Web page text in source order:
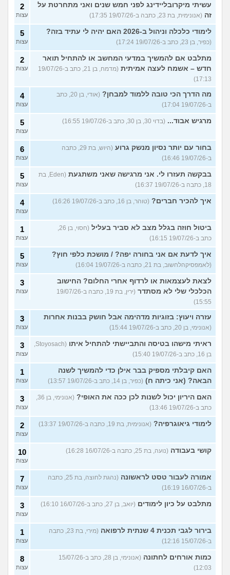
עשיתי מיקרובליידינג לפני חמש שנים ואני מתחרטת על
זה (אנונימית, בת 23, כתבה ב-19/07/26 17:35)
2
עצות
לימודי כלכלה וניהול ב-2026 האם יהיה לי עתיד בזה?
(כפיר, בן 23, כתב ב-19/07/26 17:24)
5
עצות
מתלבט אם להמשיך במדעי המחשב או להתחיל תואר
חדש – אשמח לעצה אמיתית
(מדמח, בן 21, כתב ב-19/07/26
17:13)
2
עצות
מה הדרך הכי טובה ללמוד למבחן?
(אודי, בן 20, כתב
ב-19/07/26 17:04)
4
עצות
מרגיש אבוד... (בדוי 30, בן 30, כתב ב-19/07/26 16:55) 5
עצות
בחור עם יותר נסיון מנשק גרוע
(היוש, בת 29, כתבה
ב-19/07/26 16:46)
6
עצות
בבקשה תעזרו לי. אני מרגישה שאני משתגעת
(Eden, בת
18, כתבה ב-19/07/26 16:37)
5
עצות
איך להכיר חברים? (טוהר, בן 16, כתב ב-19/07/26 16:26) 4
עצות
ביטול חוזה בגלל מצב לא סביר בעליל
כתב ב-19/07/26 16:15)
1
עצות
איך לדעת אם אני בחורה יפה? / מושכת כלפי חוץ?
(לאמפסיקהלחשוב, בת 21, כתבה ב-19/07/26 16:04)
5
עצות
לצאת לעצמאות או לרדוף אחרי החלום? החישוב
הכלכלי שלי לא מסתדר
(ירין, בת 19, כתבה ב-19/07/26
15:55)
3
עצות
עזרה ויעוץ: בזוגיות מדהימה אבל חושק בבנות אחרות
(אנונימי, בן 20, כתב ב-19/07/26 15:44)
3
עצות
ראיתי מישהו בטיסה והתביישתי להתחיל איתו
בן 16, כתב ב-19/07/26 15:40)
3
עצות
האם קיבלתי מספיק בבר אילן כדי להמשיך לשנה
הבאה? (אני כיתה ח) (כפיר, בן 14, כתב ב-19/07/26 13:57)
1
עצות
האם היריון יכול לשנות לכן ככה את האופי?
כתב ב-19/07/26 13:46)
3
עצות
לימודי גיאוגרפיה? (אנונימית, בת 19, כתבה ב-19/07/26 13:37) 2
עצות
קושי בעבודה (נועה, בת 25, כתבה ב-16/07/26 16:28) 10
עצות
אמורה לעבור טסט לראשונה
(נהגת לחוצה, בת 25, כתבה
ב-16/07/26 16:19)
7
עצות
מתלבט על כיון לימודים (יואב, בן 27, כתב ב-16/07/26 16:10) 3
עצות
בירור לגבי תכנית 4 שנתית לרפואה
(מירי, בת 23, כתבה
ב-15/07/26 12:16)
1
עצות
כמות אורחים לחתונה
(אנונימי, בן 28, כתב ב-15/07/26
12:03)
8
עצות